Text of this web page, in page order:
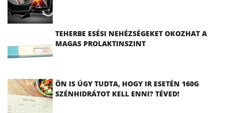
TEHERBE ESÉSI NEHÉZSÉGEKET OKOZHAT A
MAGAS PROLAKTINSZINT
ÖN IS ÚGY TUDTA, HOGY IR ESETÉN 160G
SZÉNHIDRÁTOT KELL ENNI? TÉVED!